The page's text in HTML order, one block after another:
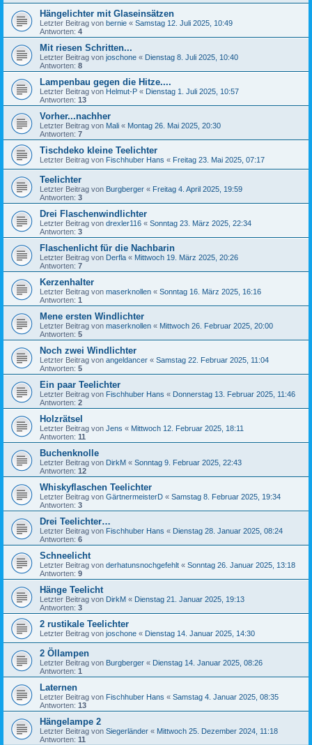
Hängelichter mit Glaseinsätzen
Letzter Beitrag von bernie « Samstag 12. Juli 2025, 10:49
Antworten: 4
Mit riesen Schritten...
Letzter Beitrag von joschone « Dienstag 8. Juli 2025, 10:40
Antworten: 8
Lampenbau gegen die Hitze....
Letzter Beitrag von Helmut-P « Dienstag 1. Juli 2025, 10:57
Antworten: 13
Vorher...nachher
Letzter Beitrag von Mali « Montag 26. Mai 2025, 20:30
Antworten: 7
Tischdeko kleine Teelichter
Letzter Beitrag von Fischhuber Hans « Freitag 23. Mai 2025, 07:17
Teelichter
Letzter Beitrag von Burgberger « Freitag 4. April 2025, 19:59
Antworten: 3
Drei Flaschenwindlichter
Letzter Beitrag von drexler116 « Sonntag 23. März 2025, 22:34
Antworten: 3
Flaschenlicht für die Nachbarin
Letzter Beitrag von Derfla « Mittwoch 19. März 2025, 20:26
Antworten: 7
Kerzenhalter
Letzter Beitrag von maserknollen « Sonntag 16. März 2025, 16:16
Antworten: 1
Mene ersten Windlichter
Letzter Beitrag von maserknollen « Mittwoch 26. Februar 2025, 20:00
Antworten: 5
Noch zwei Windlichter
Letzter Beitrag von angeldancer « Samstag 22. Februar 2025, 11:04
Antworten: 5
Ein paar Teelichter
Letzter Beitrag von Fischhuber Hans « Donnerstag 13. Februar 2025, 11:46
Antworten: 2
Holzrätsel
Letzter Beitrag von Jens « Mittwoch 12. Februar 2025, 18:11
Antworten: 11
Buchenknolle
Letzter Beitrag von DirkM « Sonntag 9. Februar 2025, 22:43
Antworten: 12
Whiskyflaschen Teelichter
Letzter Beitrag von GärtnermeisterD « Samstag 8. Februar 2025, 19:34
Antworten: 3
Drei Teelichter…
Letzter Beitrag von Fischhuber Hans « Dienstag 28. Januar 2025, 08:24
Antworten: 6
Schneelicht
Letzter Beitrag von derhatunsnochgefehlt « Sonntag 26. Januar 2025, 13:18
Antworten: 9
Hänge Teelicht
Letzter Beitrag von DirkM « Dienstag 21. Januar 2025, 19:13
Antworten: 3
2 rustikale Teelichter
Letzter Beitrag von joschone « Dienstag 14. Januar 2025, 14:30
2 Öllampen
Letzter Beitrag von Burgberger « Dienstag 14. Januar 2025, 08:26
Antworten: 1
Laternen
Letzter Beitrag von Fischhuber Hans « Samstag 4. Januar 2025, 08:35
Antworten: 13
Hängelampe 2
Letzter Beitrag von Siegerländer « Mittwoch 25. Dezember 2024, 11:18
Antworten: 11